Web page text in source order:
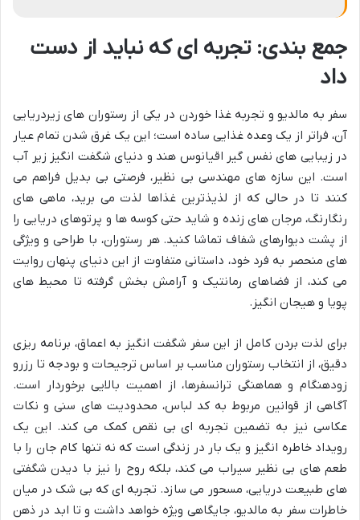
جمع بندی: تجربه ای که نباید از دست
داد
سفر به مالدیو و تجربه غذا خوردن در یکی از رستوران های زیردریایی
آن، فراتر از یک وعده غذایی ساده است؛ این یک غرق شدن تمام عیار
در زیبایی های نفس گیر اقیانوس هند و دنیای شگفت انگیز زیر آب
است. این سازه های مهندسی بی نظیر، فرصتی بی بدیل فراهم می
کنند تا در حالی که از لذیذترین غذاها لذت می برید، ماهی های
رنگارنگ، مرجان های زنده و شاید حتی کوسه ها و پرتوهای دریایی را
از پشت دیوارهای شفاف تماشا کنید. هر رستوران، با طراحی و ویژگی
های منحصر به فرد خود، داستانی متفاوت از این دنیای پنهان روایت
می کند، از فضاهای رمانتیک و آرامش بخش گرفته تا محیط های
پویا و هیجان انگیز.
برای لذت بردن کامل از این سفر شگفت انگیز به اعماق، برنامه ریزی
دقیق، از انتخاب رستوران مناسب بر اساس ترجیحات و بودجه تا رزرو
زودهنگام و هماهنگی ترانسفرها، از اهمیت بالایی برخوردار است.
آگاهی از قوانین مربوط به کد لباس، محدودیت های سنی و نکات
عکاسی نیز به تضمین تجربه ای بی نقص کمک می کند. این یک
رویداد خاطره انگیز و یک بار در زندگی است که نه تنها کام جان را با
طعم های بی نظیر سیراب می کند، بلکه روح را نیز با دیدن شگفتی
های طبیعت دریایی، مسحور می سازد. تجربه ای که بی شک در میان
خاطرات سفر به مالدیو، جایگاهی ویژه خواهد داشت و تا ابد در ذهن